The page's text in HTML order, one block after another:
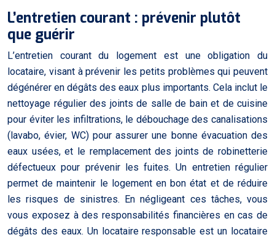
L’entretien courant : prévenir plutôt
que guérir
L’entretien courant du logement est une obligation du
locataire, visant à prévenir les petits problèmes qui peuvent
dégénérer en dégâts des eaux plus importants. Cela inclut le
nettoyage régulier des joints de salle de bain et de cuisine
pour éviter les infiltrations, le débouchage des canalisations
(lavabo, évier, WC) pour assurer une bonne évacuation des
eaux usées, et le remplacement des joints de robinetterie
défectueux pour prévenir les fuites. Un entretien régulier
permet de maintenir le logement en bon état et de réduire
les risques de sinistres. En négligeant ces tâches, vous
vous exposez à des responsabilités financières en cas de
dégâts des eaux. Un locataire responsable est un locataire